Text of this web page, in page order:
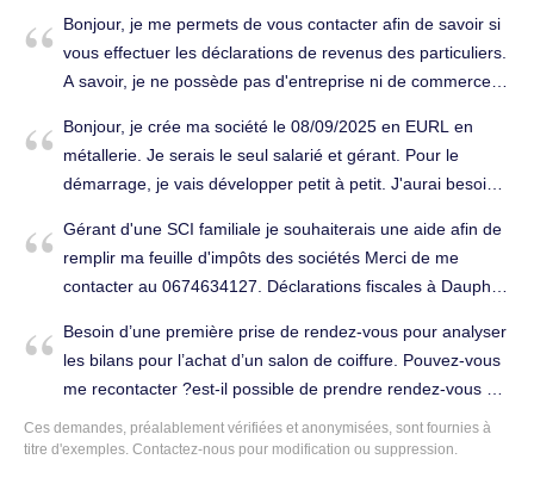
Bonjour, je me permets de vous contacter afin de savoir si
vous effectuer les déclarations de revenus des particuliers.
A savoir, je ne possède pas d'entreprise ni de commerce
la déclaration. En vous remerciant. Cordialement.
Déclarations fiscales à Jausiers (04850).
Bonjour, je crée ma société le 08/09/2025 en EURL en
métallerie. Je serais le seul salarié et gérant. Pour le
démarrage, je vais développer petit à petit. J'aurai besoin
donc tout ce qui sera en bénéfice restera dans la trésorerie
jusqu'au premier bilan en janvier 2027. Merci à vous.
Tenue complète de la comptabilité à Saint-Michel-
l'Observatoire (04870).
Gérant d'une SCI familiale je souhaiterais une aide afin de
remplir ma feuille d'impôts des sociétés Merci de me
contacter au 0674634127. Déclarations fiscales à Dauphin
Besoin d’une première prise de rendez-vous pour analyser
les bilans pour l’achat d’un salon de coiffure. Pouvez-vous
me recontacter ?est-il possible de prendre rendez-vous ?
Merci à vous. Bonne journée. Tenue complète de la
comptabilité à Valensole (04210).
Ces demandes, préalablement vérifiées et anonymisées, sont fournies à
titre d'exemples. Contactez-nous pour modification ou suppression.